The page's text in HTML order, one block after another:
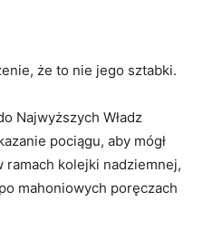
że to nie jego sztabki.
Najwyższych Władz
pociągu, aby mógł
ramach kolejki nadziemnej,
mahoniowych poręczach